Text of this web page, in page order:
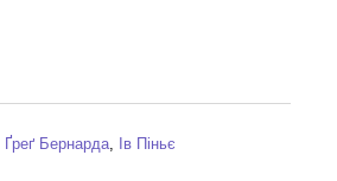
Ґреґ Бернарда,
Ів Піньє